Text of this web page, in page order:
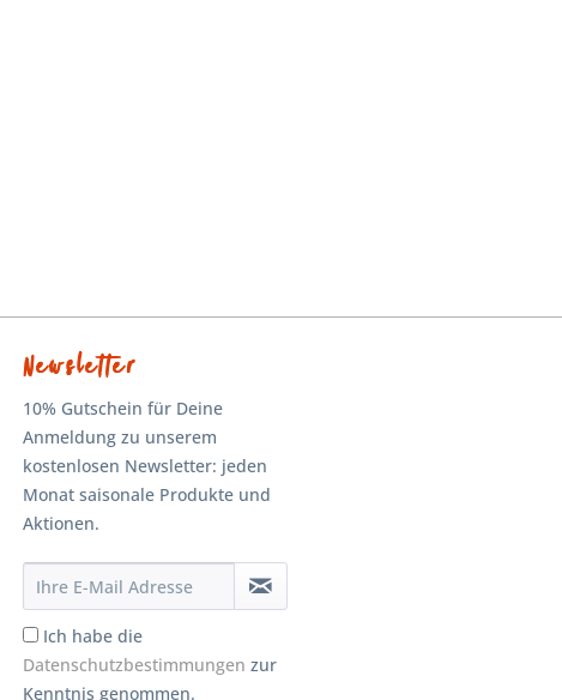
Newsletter
10% Gutschein für Deine
Anmeldung zu unserem
kostenlosen Newsletter: jeden
Monat saisonale Produkte und
Aktionen.
Ich habe die
Datenschutzbestimmungen zur
Kenntnis genommen.